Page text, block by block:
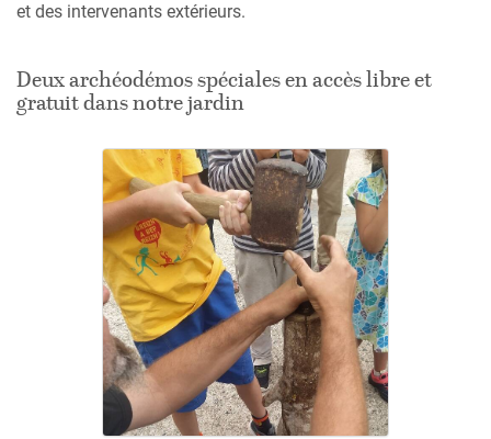
et des intervenants extérieurs.
Deux archéodémos spéciales en accès libre et
gratuit dans notre jardin